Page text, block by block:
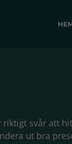
svår att
ut bra